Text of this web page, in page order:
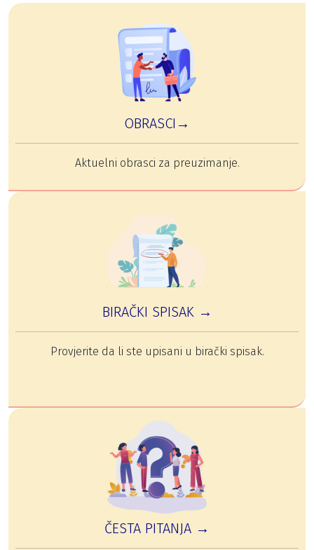
OBRASCI→
Aktuelni obrasci za preuzimanje.
BIRAČKI SPISAK →
Provjerite da li ste upisani u birački spisak.
ČESTA PITANJA →